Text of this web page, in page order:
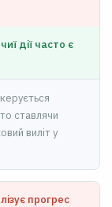
дії часто є
ставлячи
виліт у
прогрес